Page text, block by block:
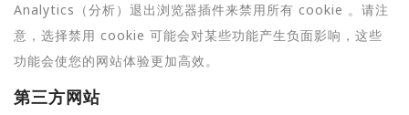
Analytics（分析）退出浏览器插件来禁用所有 cookie 。请注
意，选择禁用 cookie 可能会对某些功能产生负面影响，这些
功能会使您的网站体验更加高效。
第三方网站